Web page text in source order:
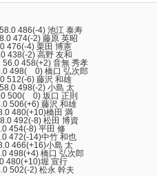
4) 池江 泰寿
2) 藤原 英昭
4) 栗田 博憲
2) 高野 友和
音無 秀孝
0) 橋口 弘次郎
6) 藤沢 和雄
2) 小島 太
0) 坂口 正則
藤沢 和雄
橋田 満
8) 松田 博資
8) 平田 修
14)中竹 和也
小島 太
橋口 弘次郎
堀 宣行
2) 松永 幹夫